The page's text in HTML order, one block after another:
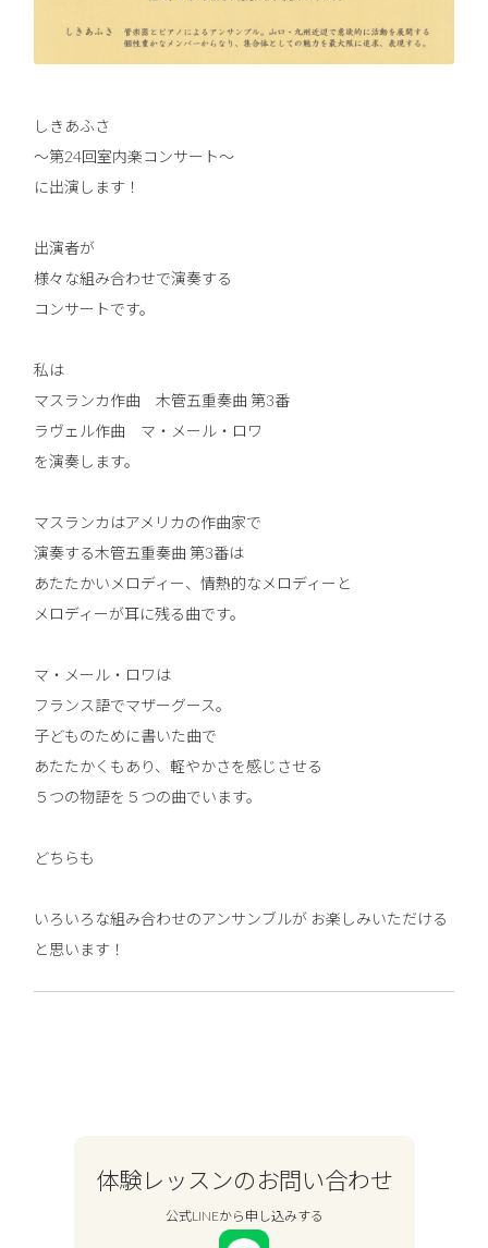
しきあふさ
〜第24回室内楽コンサート〜
に出演します！
出演者が
様々な組み合わせで演奏する
コンサートです。
私は
マスランカ作曲 木管五重奏曲 第3番
ラヴェル作曲 マ・メール・ロワ
を演奏します。
マスランカはアメリカの作曲家で
演奏する木管五重奏曲 第3番は
あたたかいメロディー、情熱的なメロディーと
メロディーが耳に残る曲です。
マ・メール・ロワは
フランス語でマザーグース。
子どものために書いた曲で
あたたかくもあり、軽やかさを感じさせる
５つの物語を５つの曲でいます。
どちらも
いろいろな組み合わせのアンサンブルが お楽しみいただける
と思います！
体験レッスンのお問い合わせ
公式LINEから申し込みする